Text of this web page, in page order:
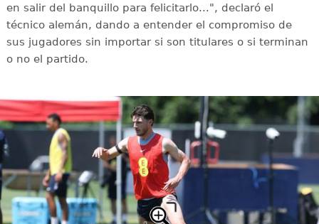
en salir del banquillo para felicitarlo...", declaró el
técnico alemán, dando a entender el compromiso de
sus jugadores sin importar si son titulares o si terminan
o no el partido.